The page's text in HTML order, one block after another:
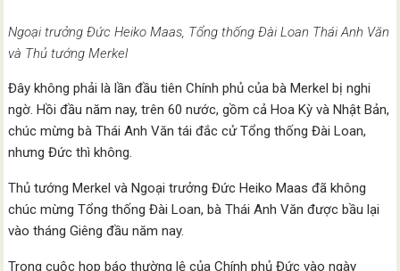
Ngoại trưởng Đức Heiko Maas, Tổng thống Đài Loan Thái Anh Văn
và Thủ tướng Merkel
Đây không phải là lần đầu tiên Chính phủ của bà Merkel bị nghi
ngờ. Hồi đầu năm nay, trên 60 nước, gồm cả Hoa Kỳ và Nhật Bản,
chúc mừng bà Thái Anh Văn tái đắc cử Tổng thống Đài Loan,
nhưng Đức thì không.
Thủ tướng Merkel và Ngoại trưởng Đức Heiko Maas đã không
chúc mừng Tổng thống Đài Loan, bà Thái Anh Văn được bầu lại
vào tháng Giêng đầu năm nay.
Trong cuộc họp báo thường lệ của Chính phủ Đức vào ngày